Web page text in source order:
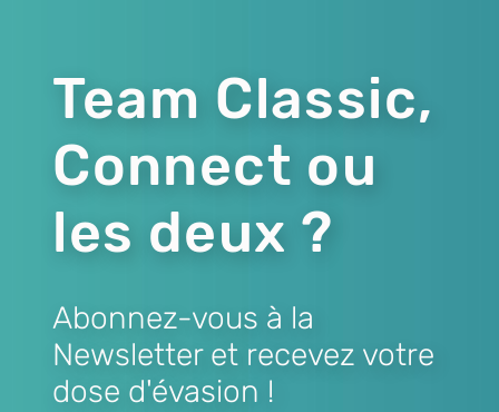
Team Classic,
Connect ou
les deux ?
Abonnez-vous à la
Newsletter et recevez votre
dose d'évasion !